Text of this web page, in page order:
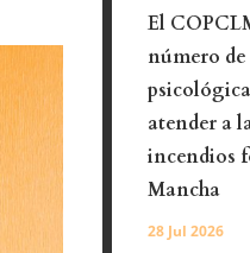
El
número
atender a
incendios
Mancha
28 Jul 2026